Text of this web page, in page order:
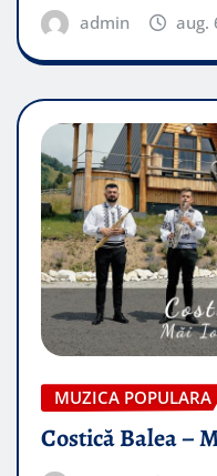
admin aug.
MUZICA POPULARA
Costică Balea –